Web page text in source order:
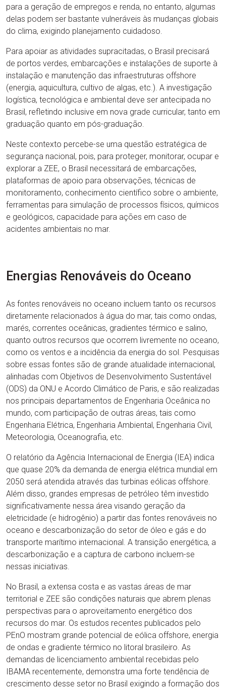
para a geração de empregos e renda, no entanto, algumas
delas podem ser bastante vulneráveis às mudanças globais
do clima, exigindo planejamento cuidadoso.
Para apoiar as atividades supracitadas, o Brasil precisará
de portos verdes, embarcações e instalações de suporte à
instalação e manutenção das infraestruturas offshore
(energia, aquicultura, cultivo de algas, etc.). A investigação
logística, tecnológica e ambiental deve ser antecipada no
Brasil, refletindo inclusive em nova grade curricular, tanto em
graduação quanto em pós-graduação.
Neste contexto percebe-se uma questão estratégica de
segurança nacional, pois, para proteger, monitorar, ocupar e
explorar a ZEE, o Brasil necessitará de embarcações,
plataformas de apoio para observações, técnicas de
monitoramento, conhecimento científico sobre o ambiente,
ferramentas para simulação de processos físicos, químicos
e geológicos, capacidade para ações em caso de
acidentes ambientais no mar.
Energias Renováveis do Oceano
As fontes renováveis no oceano incluem tanto os recursos
diretamente relacionados à água do mar, tais como ondas,
marés, correntes oceânicas, gradientes térmico e salino,
quanto outros recursos que ocorrem livremente no oceano,
como os ventos e a incidência da energia do sol. Pesquisas
sobre essas fontes são de grande atualidade internacional,
alinhadas com Objetivos de Desenvolvimento Sustentável
(ODS) da ONU e Acordo Climático de Paris, e são realizadas
nos principais departamentos de Engenharia Oceânica no
mundo, com participação de outras áreas, tais como
Engenharia Elétrica, Engenharia Ambiental, Engenharia Civil,
Meteorologia, Oceanografia, etc.
O relatório da Agência Internacional de Energia (IEA) indica
que quase 20% da demanda de energia elétrica mundial em
2050 será atendida através das turbinas eólicas offshore.
Além disso, grandes empresas de petróleo têm investido
significativamente nessa área visando geração da
eletricidade (e hidrogênio) a partir das fontes renováveis no
oceano e descarbonização do setor de óleo e gás e do
transporte marítimo internacional. A transição energética, a
descarbonização e a captura de carbono incluem-se
nessas iniciativas.
No Brasil, a extensa costa e as vastas áreas de mar
territorial e ZEE são condições naturais que abrem plenas
perspectivas para o aproveitamento energético dos
recursos do mar. Os estudos recentes publicados pelo
PEnO mostram grande potencial de eólica offshore, energia
de ondas e gradiente térmico no litoral brasileiro. As
demandas de licenciamento ambiental recebidas pelo
IBAMA recentemente, demonstra uma forte tendência de
crescimento desse setor no Brasil exigindo a formação dos